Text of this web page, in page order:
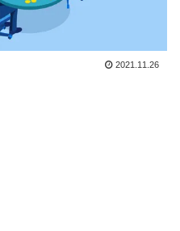
2021.11.26